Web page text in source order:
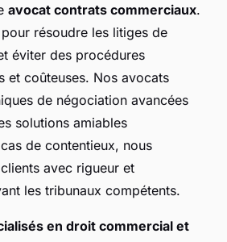
avocat contrats commerciaux.
résoudre les litiges de
éviter des procédures
et coûteuses. Nos avocats
de négociation avancées
solutions amiables
de contentieux, nous
avec rigueur et
les tribunaux compétents.
en droit commercial et